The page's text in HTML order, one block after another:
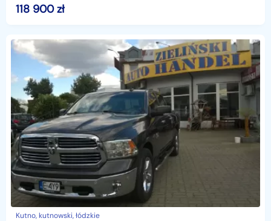
118 900zł
Kutno, kutnowski, łódzkie